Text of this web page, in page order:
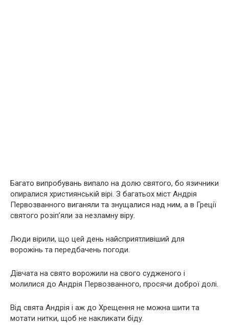
Багато випробувань випало на долю святого, бо язичники
опиралися християнській вірі. З багатьох міст Андрія
Первозванного виганяли та знущалися над ним, а в Греції
святого розіп’яли за незламну віру.
Люди вірили, що цей день найсприятливіший для
ворожінь та передбачень погоди.
Дівчата на свято ворожили на свого судженого і
молилися до Андрія Первозванного, просячи доброї долі.
Від свята Андрія і аж до Хрещення не можна шити та
мотати нитки, щоб не накликати біду.